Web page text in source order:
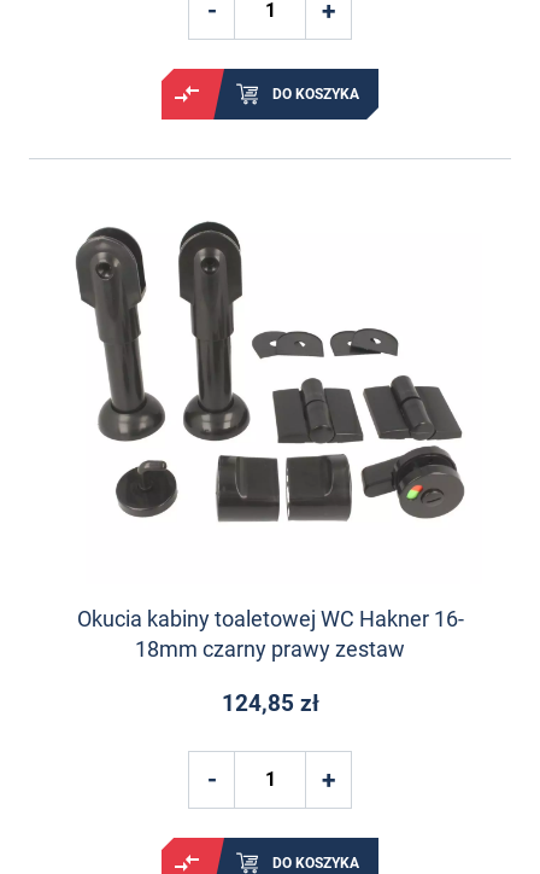
DO KOSZYKA
Okucia kabiny toaletowej WC Hakner 16-
18mm czarny prawy zestaw
124,85 zł
DO KOSZYKA